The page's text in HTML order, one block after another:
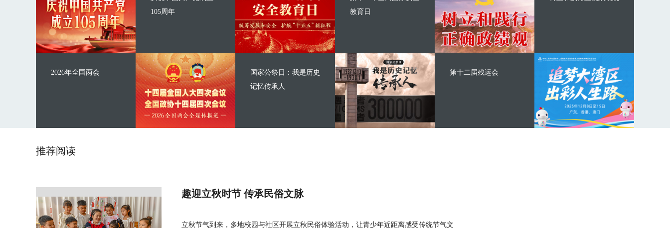
105周年
2026年全国两会
教育日
国家公祭日：我是历史
记忆传承人
第十二届残运会
推荐阅读
趣迎立秋时节 传承民俗文脉
立秋节气到来，多地校园与社区开展立秋民俗体验活动，让青少年近距离感受传统节气文